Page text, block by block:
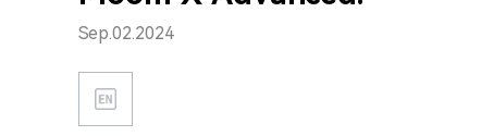
Sep.02.2024